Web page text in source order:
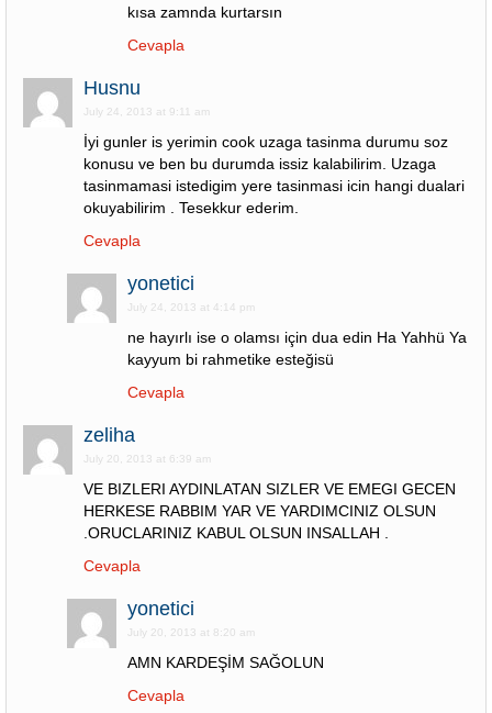
kısa zamnda kurtarsın
Cevapla
Husnu
July 24, 2013 at 9:11 am
İyi gunler is yerimin cook uzaga tasinma durumu soz
konusu ve ben bu durumda issiz kalabilirim. Uzaga
tasinmamasi istedigim yere tasinmasi icin hangi dualari
okuyabilirim . Tesekkur ederim.
Cevapla
yonetici
July 24, 2013 at 4:14 pm
ne hayırlı ise o olamsı için dua edin Ha Yahhü Ya
kayyum bi rahmetike esteğisü
Cevapla
zeliha
July 20, 2013 at 6:39 am
VE BIZLERI AYDINLATAN SIZLER VE EMEGI GECEN
HERKESE RABBIM YAR VE YARDIMCINIZ OLSUN
.ORUCLARINIZ KABUL OLSUN INSALLAH .
Cevapla
yonetici
July 20, 2013 at 8:20 am
AMN KARDEŞİM SAĞOLUN
Cevapla